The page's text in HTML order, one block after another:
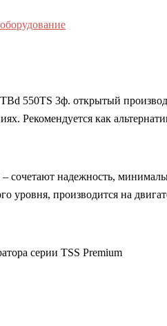
550TS 3ф. открытый
Рекомендуется как
сочетают надежность,
уровня, производится на
серии TSS Premium